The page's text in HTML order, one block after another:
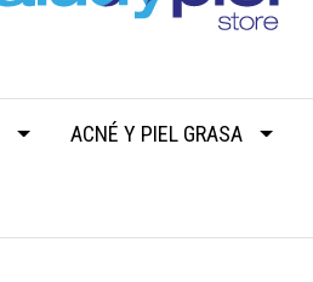
ACNÉ Y PIEL GRASA